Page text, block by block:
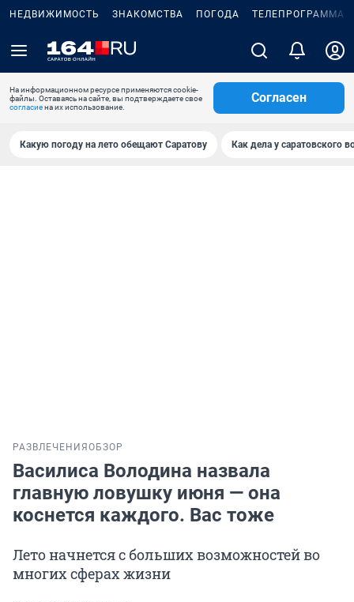
НЕДВИЖИМОСТЬ ЗНАКОМСТВА ПОГОДА ТЕЛЕПРОГРАММА
На информационном ресурсе применяются cookie-
файлы. Оставаясь на сайте, вы подтверждаете свое
согласиена их использование.
Согласен
Какую погоду на лето обещают Саратову Как дела у саратовского
РАЗВЛЕЧЕНИЯ ОБЗОР
Василиса Володина назвала
главную ловушку июня — она
коснется каждого. Вас тоже
Лето начнется с больших возможностей во
многих сферах жизни